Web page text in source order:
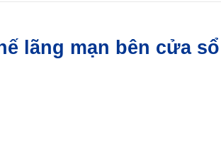
lãng mạn bên cửa